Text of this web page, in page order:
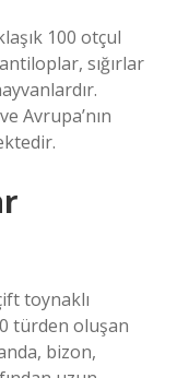
100 otçul
sığırlar
Avrupa’nın
toynaklı
türden oluşan
bizon,